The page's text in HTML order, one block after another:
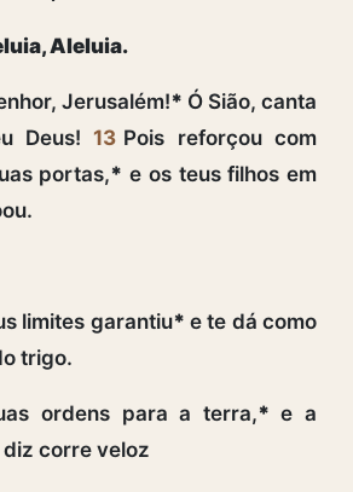
Aleluia.
Jerusalém!* Ó Sião, canta
Deus!13 Pois reforçou com
portas,* e os teus filhos em
limites garantiu* e te dá como
trigo.
ordens para a terra,* e a
corre veloz